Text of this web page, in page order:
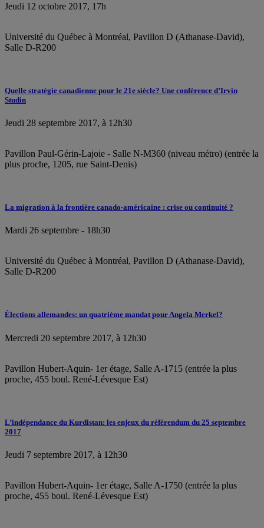
Jeudi 12 octobre 2017, 17h
Université du Québec à Montréal, Pavillon D (Athanase-David),
Salle D-R200
Quelle stratégie canadienne pour le 21e siècle? Une conférence d’Irvin
Studin
Jeudi 28 septembre 2017, à 12h30
Pavillon Paul-Gérin-Lajoie - Salle N-M360 (niveau métro) (entrée la
plus proche, 1205, rue Saint-Denis)
La migration à la frontière canado-américaine : crise ou continuité ?
Mardi 26 septembre - 18h30
Université du Québec à Montréal, Pavillon D (Athanase-David),
Salle D-R200
Élections allemandes: un quatrième mandat pour Angela Merkel?
Mercredi 20 septembre 2017, à 12h30
Pavillon Hubert-Aquin- 1er étage, Salle A-1715 (entrée la plus
proche, 455 boul. René-Lévesque Est)
L’indépendance du Kurdistan: les enjeux du référendum du 25 septembre
2017
Jeudi 7 septembre 2017, à 12h30
Pavillon Hubert-Aquin- 1er étage, Salle A-1750 (entrée la plus
proche, 455 boul. René-Lévesque Est)